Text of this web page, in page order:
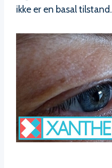
ikke er en basal tilstand.